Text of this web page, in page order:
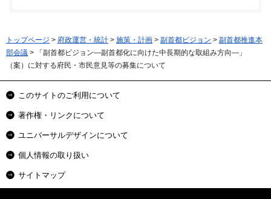
トップページ > 府政運営・統計 > 施策・計画 > 副首都ビジョン > 副首都推進本
部会議 > 「副首都ビジョン―副首都化に向けた中長期的な取組み方向―」
（案）に対する府民・市民意見等の募集について
このサイトのご利用について
著作権・リンクについて
ユニバーサルデザインについて
個人情報の取り扱い
サイトマップ